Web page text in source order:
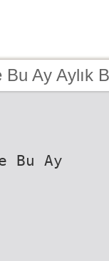
Ay Aylık
Bu Ay